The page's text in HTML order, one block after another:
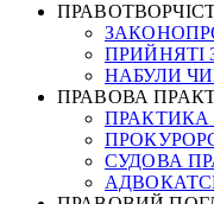
ПРИЙНЯТІ
НАБУЛИ
ПРАВОВА
ПРАКТИКА
СУДОВА